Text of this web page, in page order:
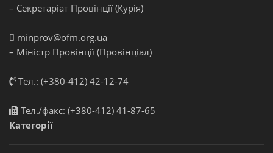
– Секретаріат Провінції (Курія)
minprov@ofm.org.ua
– Міністр Провінції (Провінціал)
Тел.: (+380-412) 42-12-74
Тел./факс: (+380-412) 41-87-65
Категорії